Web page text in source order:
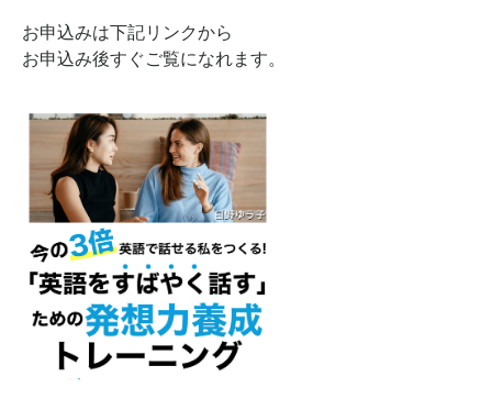
お申込みは下記リンクから
お申込み後すぐご覧になれます。